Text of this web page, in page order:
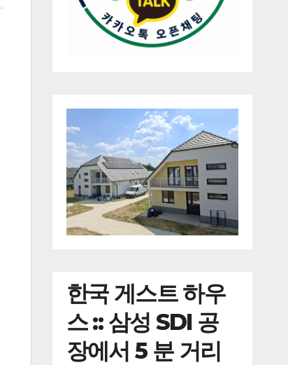
한국 게스트 하우
스 :: 삼성 SDI 공
장에서 5 분 거리